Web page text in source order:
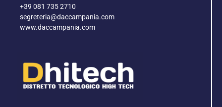
+39 081 735 2710
segreteria@daccampania.com
www.daccampania.com